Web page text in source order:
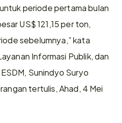
periode pertama bulan
US$ 121,15 per ton,
sebelumnya,” kata
Informasi Publik, dan
Sunindyo Suryo
tertulis, Ahad, 4 Mei